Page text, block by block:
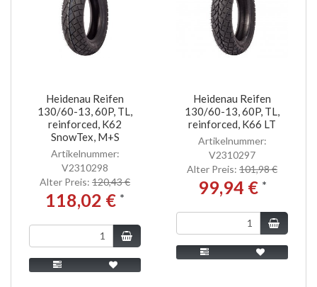
Heidenau Reifen
130/60-13, 60P, TL,
reinforced, K62
SnowTex, M+S
Artikelnummer:
V2310298
Alter Preis: 120,43 €
118,02 € *
Heidenau Reifen
130/60-13, 60P, TL,
reinforced, K66 LT
Artikelnummer:
V2310297
Alter Preis: 101,98 €
99,94 € *